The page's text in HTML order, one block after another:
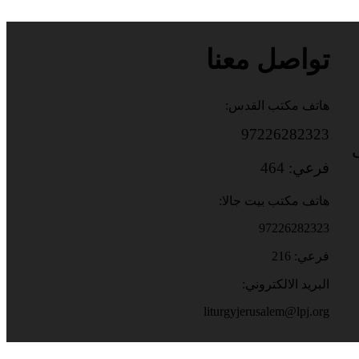
تواصل معنا
هاتف مكتب القدس:
97226282323
فرعي: 464
هاتف مكتب بيت جالا:
97226282323
فرعي: 216
البريد الالكتروني:
liturgyjerusalem@lpj.org